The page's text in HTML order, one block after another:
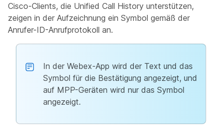
Cisco-Clients, die Unified Call History unterstützen,
zeigen in der Aufzeichnung ein Symbol gemäß der
Anrufer-ID-Anrufprotokoll an.
In der Webex-App wird der Text und das
Symbol für die Bestätigung angezeigt, und
auf MPP-Geräten wird nur das Symbol
angezeigt.